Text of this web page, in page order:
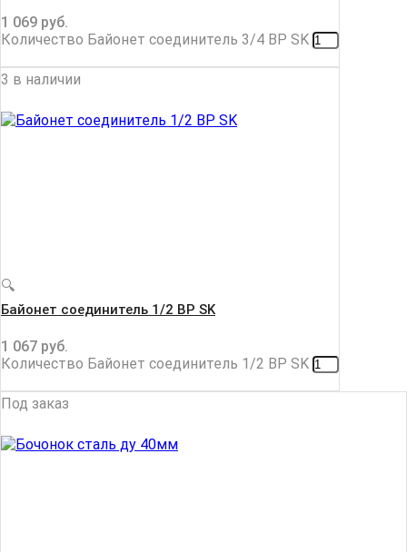
1 069 руб.
Количество Байонет соединитель 3/4 ВР SK
3 в наличии
🔍
Байонет соединитель 1/2 ВР SK
1 067 руб.
Количество Байонет соединитель 1/2 ВР SK
Под заказ